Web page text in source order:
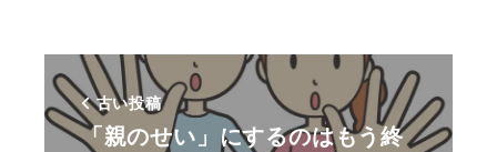
古い投稿
「親のせい」にするのはもう終